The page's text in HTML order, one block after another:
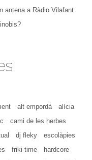
antena a Ràdio Vilafant
alt empordà
alícia
cami de les herbes
dj fleky
escolàpies
friki time
hardcore